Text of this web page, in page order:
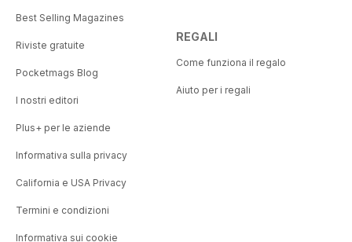
Best Selling Magazines
Riviste gratuite
Pocketmags Blog
I nostri editori
Plus+ per le aziende
Informativa sulla privacy
California e USA Privacy
Termini e condizioni
Informativa sui cookie
REGALI
Come funziona il regalo
Aiuto per i regali